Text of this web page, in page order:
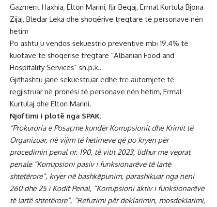
Gazment Haxhia, Elton Marini, Ilir Beqaj, Ermal Kurtula Bjona
Zijaj, Bledar Leka dhe shoqërive tregtare të personave nën
hetim
Po ashtu u vendos sekuestrio preventive mbi 19.4% të
kuotave të shoqërisë tregtare “Albanian Food and
Hospitality Services” sh.p.k..
Gjithashtu janë sekuestruar edhe tre automjete të
regjistruar në pronësi të personave nën hetim, Ermal
Kurtulaj dhe Elton Marini.
Njoftimi i plotë nga SPAK:
“Prokuroria e Posaçme kundër Korrupsionit dhe Krimit të
Organizuar, në vijim të hetimeve që po kryen për
procedimin penal nr. 190, të vitit 2023, lidhur me veprat
penale “Korrupsioni pasiv i funksionarëve të lartë
shtetërore”, kryer në bashkëpunim, parashikuar nga neni
260 dhe 25 i Kodit Penal, “Korrupsioni aktiv i funksionarëve
të lartë shtetërore”, “Refuzimi për deklarimin, mosdeklarimi,